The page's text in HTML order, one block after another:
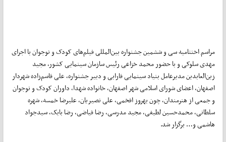
مراسم اختتامیه سی و ششمین جشنواره بین‌المللی فیلم‌های کودک و نوجوان با اجرای
مهدی سلوکی و با حضور محمد خزاعی رئیس سازمان سینمایی کشور، مجید
زین‌العابدین مدیرعامل بنیاد سینمایی فارابی و دبیر جشنواره، علی قاسم‌زاده شهردار
اصفهان، اعضای شورای اسلامی شهر اصفهان، خانواده شهدا، داوران کودک و نوجوان
و جمعی از هنرمندان، چون بهروز افخمی، علی نصیریان، علیرضا خمسه، شهره
سلطانی، محمدحسین لطیفی، مجید مدرسی، رضا فیاضی، رضا بابک، سیدجواد
هاشمی و… برگزار شد.